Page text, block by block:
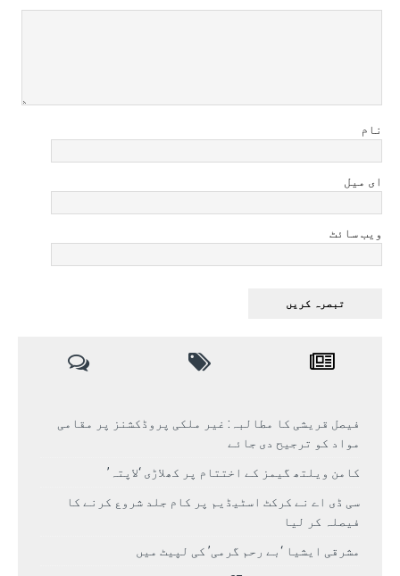
نام
ای میل
ویب سائٹ
فیصل قریشی کا مطالبہ: غیر ملکی پروڈکشنز پر مقامی
مواد کو ترجیح دی جائے
کامن ویلتھ گیمز کے اختتام پر کھلاڑی ‘لاپتہ’
سی ڈی اے نے کرکٹ اسٹیڈیم پر کام جلد شروع کرنے کا
فیصلہ کر لیا
مشرقی ایشیا ‘بے رحم گرمی’ کی لپیٹ میں